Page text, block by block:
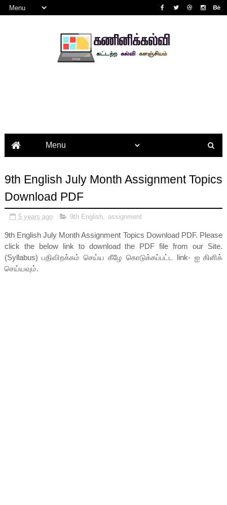
9th English July Month Assignment Topics
Download PDF
5 years ago 9th English, assignment
9th English July Month Assignment Topics Download PDF. Please
click the below link to download the PDF file from our Site.
(Syllabus) பதிவிறக்கம் செய்ய கீழே கொடுக்கப்பட்ட link- ஐ கிளிக்
செய்யவும்.